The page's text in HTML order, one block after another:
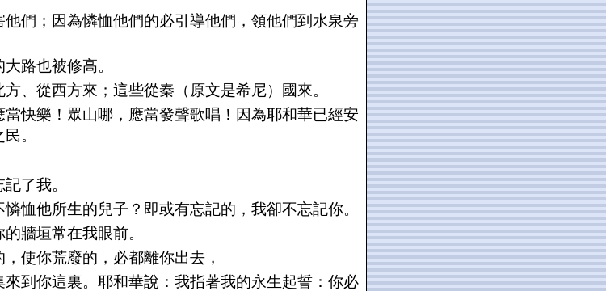
們；因為憐恤他們的必引導他們，領他們到水泉旁
路也被修高。
、從西方來；這些從秦（原文是希尼）國來。
快樂！眾山哪，應當發聲歌唱！因為耶和華已經安
。
了我。
恤他所生的兒子？即或有忘記的，我卻不忘記你。
牆垣常在我眼前。
使你荒廢的，必都離你出去，
到你這裏。耶和華說：我指著我的永生起誓：你必